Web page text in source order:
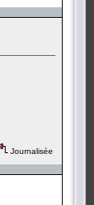
Journalisée